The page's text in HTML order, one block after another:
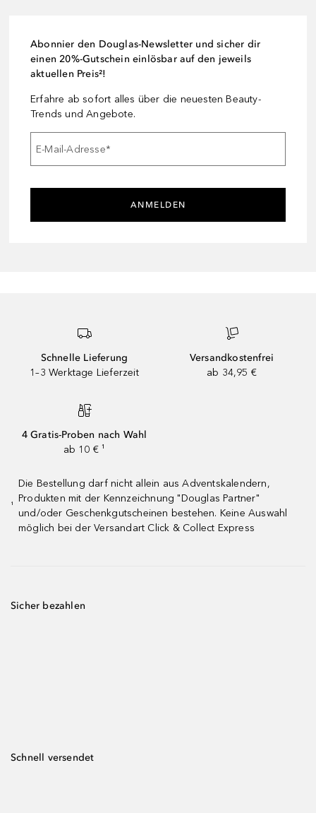
Abonnier den Douglas-Newsletter und sicher dir
einen 20%-Gutschein einlösbar auf den jeweils
aktuellen Preis²!
Erfahre ab sofort alles über die neuesten Beauty-
Trends und Angebote.
E-Mail-Adresse*
ANMELDEN
Schnelle Lieferung
1–3 Werktage Lieferzeit
Versandkostenfrei
ab 34,95 €
4 Gratis-Proben nach Wahl
ab 10 € ¹
¹
Die Bestellung darf nicht allein aus Adventskalendern,
Produkten mit der Kennzeichnung "Douglas Partner"
und/oder Geschenkgutscheinen bestehen. Keine Auswahl
möglich bei der Versandart Click & Collect Express
Sicher bezahlen
Schnell versendet